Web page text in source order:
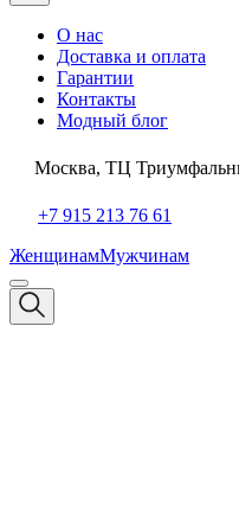
О нас
Доставка и оплата
Гарантии
Контакты
Модный блог
Москва, ТЦ
+7 915 213 76 61
ЖенщинамМужчинам